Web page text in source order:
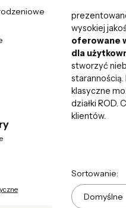
wysokiej
oferowane
dla
stworzyć
klasyczne
działki ROD.
klientów.
Lista
Sortowanie:
Domyślne